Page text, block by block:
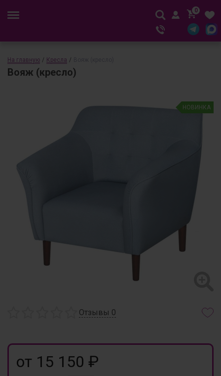
0
На главную / Кресла /
Вояж (кресло)
НОВИНКА
Отзывы 0
от 15 150 ₽